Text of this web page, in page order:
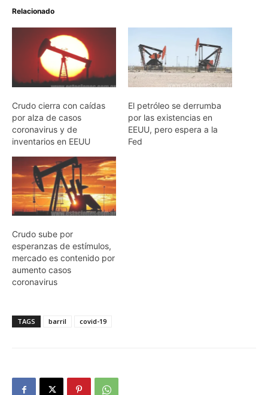
Relacionado
Crudo cierra con caídas
por alza de casos
coronavirus y de
inventarios en EEUU
El petróleo se derrumba
por las existencias en
EEUU, pero espera a la
Fed
Crudo sube por
esperanzas de estímulos,
mercado es contenido por
aumento casos
coronavirus
TAGS barril covid-19